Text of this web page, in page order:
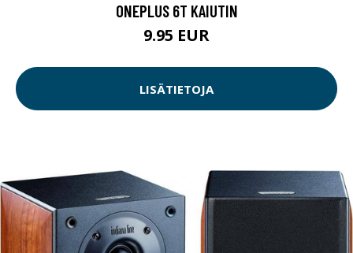
ONEPLUS 6T KAIUTIN
9.95 EUR
LISÄTIETOJA